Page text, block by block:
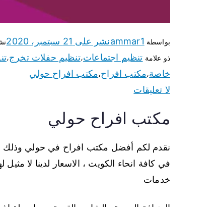
بواسطة ammar1نشر على 21 سبتمبر، 2020
ذو علامة تنظيم اجتماعات،تنظيم حفلات تخرج،
خاصة،مكتب افراح،مكتب افراح حولي
لا تعليقات
مكتب افراح حولي
نقدم لكم أفضل مكتب افراح في حولي وذلك
في كافة انحاء الكويت ، الاسعار لدينا لا
خدمات